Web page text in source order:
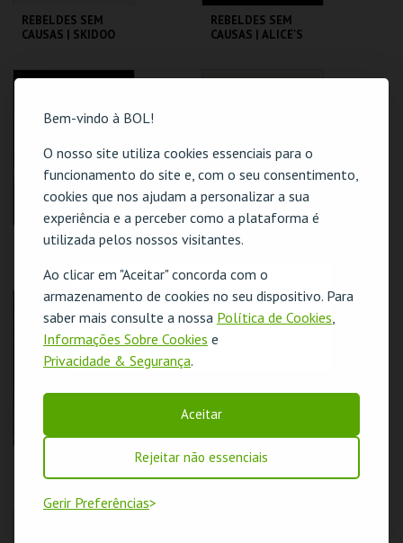
Bem-vindo à BOL!
O nosso site utiliza cookies essenciais para o
funcionamento do site e, com o seu consentimento,
cookies que nos ajudam a personalizar a sua
experiência e a perceber como a plataforma é
utilizada pelos nossos visitantes.
Ao clicar em "Aceitar" concorda com o
armazenamento de cookies no seu dispositivo. Para
saber mais consulte a nossa Política de Cookies
Informações Sobre Cookies e
Privacidade & Segurança.
Aceitar
Rejeitar não essenciais
Gerir Preferências
REBELDES SEM
CAUSAS | SKIDOO
CINEMATECA
COMPRAR
REBELDES SEM
CAUSAS | ALICE'S
CINEMATECA
COMPRAR
REBELDES SEM
CINEMATECA
MAIS INFO
COMPRAR
REBELDES SEM
PICTURE SHOW
CINEMATECA
COMPRAR
CAUSAS |
FEVER
REBELDES SEM
CAUSAS | TAKING
O evento escolhido não está disponível
OK